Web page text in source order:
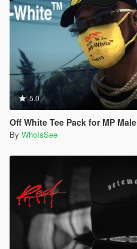
5.0
Off White Tee Pack for MP Male
By WhoIsSee